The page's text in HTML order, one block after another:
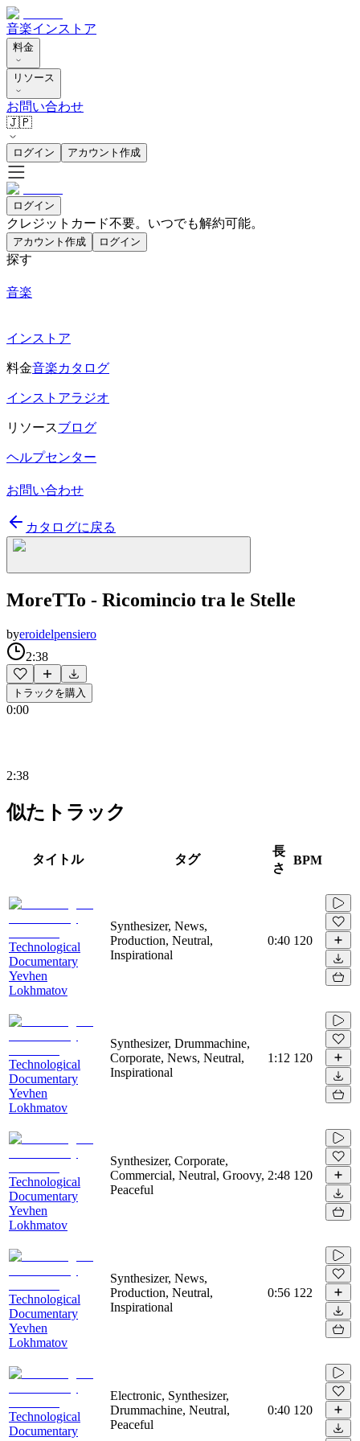
音楽インストア
料金
リソース
お問い合わせ
🇯🇵
ログイン アカウント作成
ログイン
クレジットカード不要。いつでも解約可能。
アカウント作成 ログイン
探す
音楽
インストア
料金音楽カタログ
インストアラジオ
リソースブログ
ヘルプセンター
お問い合わせ
カタログに戻る
MoreTTo - Ricomincio tra le Stelle
byeroidelpensiero
2:38
トラックを購入
0:00
2:38
似たトラック
タイトル タグ
長
さ
BPM
Technological
Documentary
Yevhen
Lokhmatov
Synthesizer, News,
Production, Neutral,
Inspirational
0:40 120
Technological
Documentary
Yevhen
Lokhmatov
Synthesizer, Drummachine,
Corporate, News, Neutral,
Inspirational
1:12 120
Technological
Documentary
Yevhen
Lokhmatov
Synthesizer, Corporate,
Commercial, Neutral, Groovy,
Peaceful
2:48 120
Technological
Documentary
Yevhen
Lokhmatov
Synthesizer, News,
Production, Neutral,
Inspirational
0:56 122
Technological
Documentary
Electronic, Synthesizer,
Drummachine, Neutral,
Peaceful
0:40 120